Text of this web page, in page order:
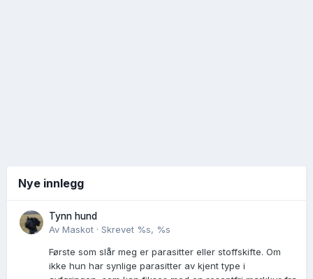
Nye innlegg
Tynn hund
Av Maskot · Skrevet %s, %s
Første som slår meg er parasitter eller stoffskifte. Om
ikke hun har synlige parasitter av kjent type i